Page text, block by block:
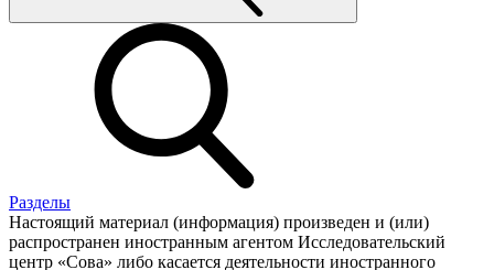
Разделы
Настоящий материал (информация) произведен и (или)
распространен иностранным агентом Исследовательский
центр «Сова» либо касается деятельности иностранного